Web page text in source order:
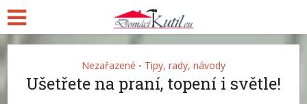
Nezařazené • Tipy, rady, návody
Ušetřete na praní, topení i světle!